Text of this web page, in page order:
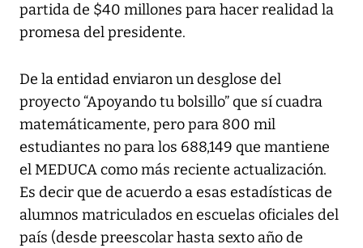
partida de $40 millones para hacer realidad la
promesa del presidente.
De la entidad enviaron un desglose del
proyecto “Apoyando tu bolsillo” que sí cuadra
matemáticamente, pero para 800 mil
estudiantes no para los 688,149 que mantiene
el MEDUCA como más reciente actualización.
Es decir que de acuerdo a esas estadísticas de
alumnos matriculados en escuelas oficiales del
país (desde preescolar hasta sexto año de